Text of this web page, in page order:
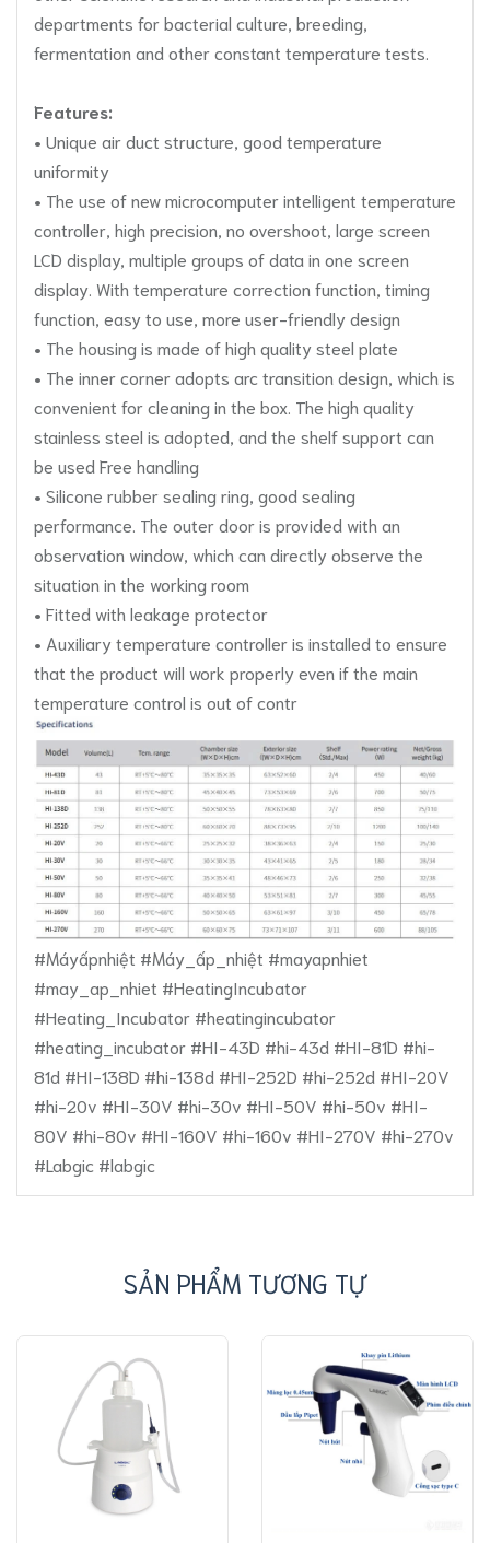
departments for bacterial culture, breeding,
fermentation and other constant temperature tests.
Features:
• Unique air duct structure, good temperature
uniformity
• The use of new microcomputer intelligent temperature
controller, high precision, no overshoot, large screen
LCD display, multiple groups of data in one screen
display. With temperature correction function, timing
function, easy to use, more user-friendly design
• The housing is made of high quality steel plate
• The inner corner adopts arc transition design, which is
convenient for cleaning in the box. The high quality
stainless steel is adopted, and the shelf support can
be used Free handling
• Silicone rubber sealing ring, good sealing
performance. The outer door is provided with an
observation window, which can directly observe the
situation in the working room
• Fitted with leakage protector
• Auxiliary temperature controller is installed to ensure
that the product will work properly even if the main
temperature control is out of contr
#Máyấpnhiệt #Máy_ấp_nhiệt #mayapnhiet
#may_ap_nhiet #HeatingIncubator
#Heating_Incubator #heatingincubator
#heating_incubator #HI-43D #hi-43d #HI-81D #hi-
81d #HI-138D #hi-138d #HI-252D #hi-252d #HI-20V
#hi-20v #HI-30V #hi-30v #HI-50V #hi-50v #HI-
80V #hi-80v #HI-160V #hi-160v #HI-270V #hi-270v
#Labgic #labgic
SẢN PHẨM TƯƠNG TỰ